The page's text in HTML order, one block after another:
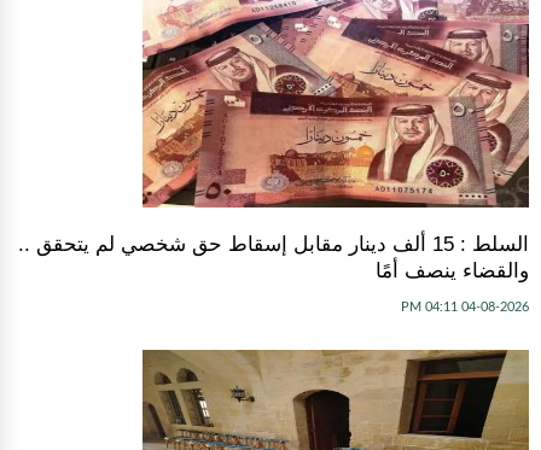
السلط : 15 ألف دينار مقابل إسقاط حق شخصي لم يتحقق ..
والقضاء ينصف أمًا
04-08-2026 04:11 PM